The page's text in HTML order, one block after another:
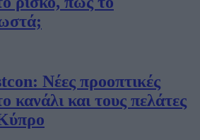
Νέες προοπτικές
κανάλι και τους πελάτες